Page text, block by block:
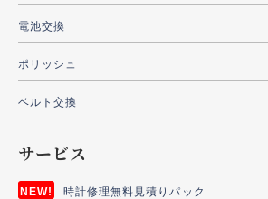
電池交換
ポリッシュ
ベルト交換
サービス
時計修理無料見積りパック